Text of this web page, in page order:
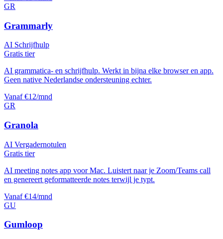
GR
Grammarly
AI Schrijfhulp
Gratis tier
AI grammatica- en schrijfhulp. Werkt in bijna elke browser en app.
Geen native Nederlandse ondersteuning echter.
Vanaf €12/mnd
GR
Granola
AI Vergadernotulen
Gratis tier
AI meeting notes app voor Mac. Luistert naar je Zoom/Teams call
en genereert geformatteerde notes terwijl je typt.
Vanaf €14/mnd
GU
Gumloop